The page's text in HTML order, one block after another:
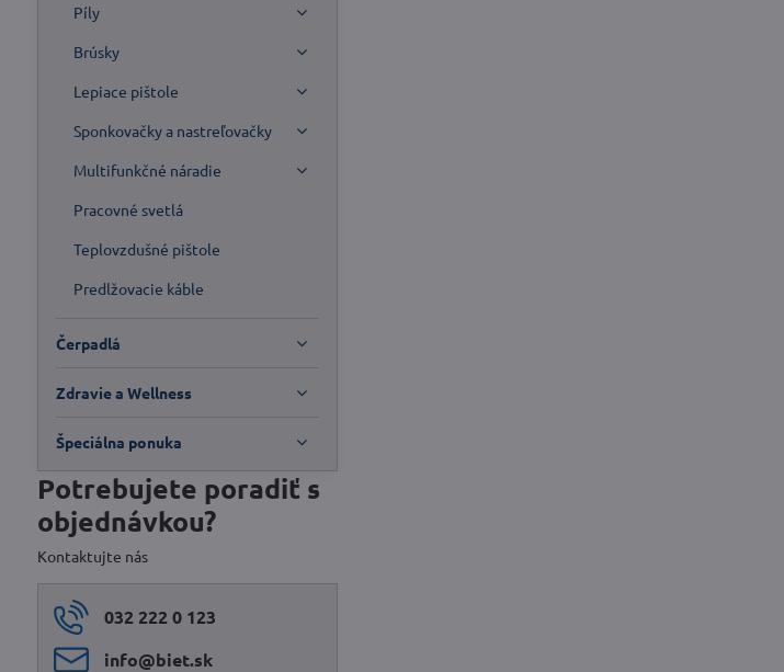
Potrebujete poradiť s
objednávkou?
Kontaktujte nás
032 222 0 123
info​@biet​.sk
Píly
Brúsky
Lepiace pištole
Sponkovačky a nastreľovačky
Multifunkčné náradie
Pracovné svetlá
Teplovzdušné pištole
Predlžovacie káble
Čerpadlá
Zdravie a Wellness
Špeciálna ponuka